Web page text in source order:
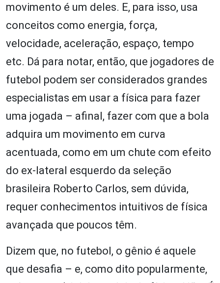
movimento é um deles. E, para isso, usa
conceitos como energia, força,
velocidade, aceleração, espaço, tempo
etc. Dá para notar, então, que jogadores de
futebol podem ser considerados grandes
especialistas em usar a física para fazer
uma jogada – afinal, fazer com que a bola
adquira um movimento em curva
acentuada, como em um chute com efeito
do ex-lateral esquerdo da seleção
brasileira Roberto Carlos, sem dúvida,
requer conhecimentos intuitivos de física
avançada que poucos têm.
Dizem que, no futebol, o gênio é aquele
que desafia – e, como dito popularmente,